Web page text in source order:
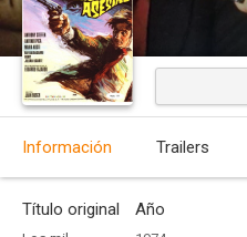
Información Trailers
Título original Año